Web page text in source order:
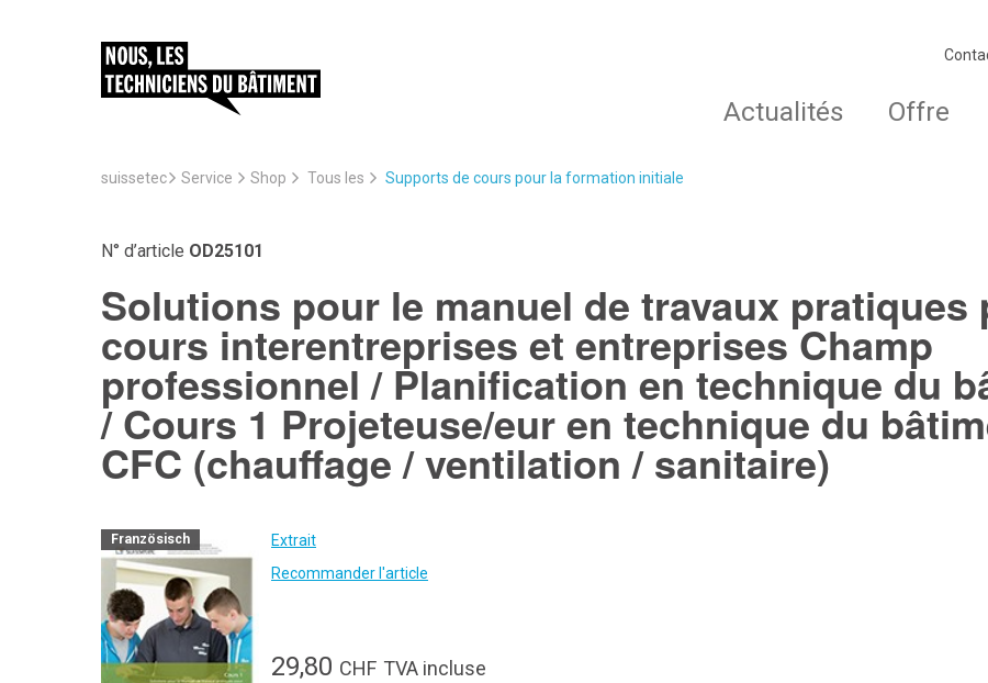
Actualités Offre
suissetec Service Shop Tous les Supports de cours pour la formation initiale
N° d’article OD25101
Solutions pour le manuel de travaux pratiques
cours interentreprises et entreprises Champ
professionnel / Planification en technique du
/ Cours 1 Projeteuse/eur en technique du
CFC (chauffage / ventilation / sanitaire)
Französisch
Extrait
Recommander l'article
29,80 CHF TVA incluse